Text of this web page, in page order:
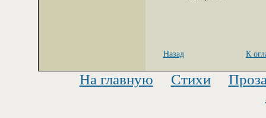
Назад К
На главную Стихи